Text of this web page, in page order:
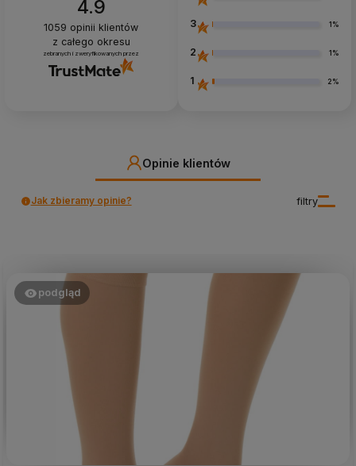
4.9
1059 opinii klientów
z całego okresu
zebranych i zweryfikowanych przez
3 1%
2 1%
1 2%
Opinie klientów
filtry
Jak zbieramy opinie?
podgląd